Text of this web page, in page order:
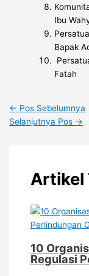
Ibu
Bapak
Fatah
← Pos Sebelumnya
Selanjutnya Pos →
Artikel
10
Regulasi